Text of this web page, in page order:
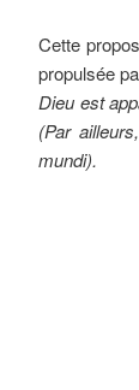
Cette
propulsée
Dieu est
(Par
mundi).